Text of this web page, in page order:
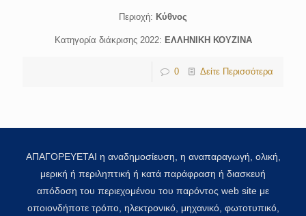
Περιοχή: Κύθνος
Κατηγορία διάκρισης 2022: ΕΛΛΗΝΙΚΗ ΚΟΥΖΙΝΑ
0 Δείτε Περισσότερα
ΑΠΑΓΟΡΕΥΕΤΑΙ η αναδημοσίευση, η αναπαραγωγή, ολική,
μερική ή περιληπτική ή κατά παράφραση ή διασκευή
απόδοση του περιεχομένου του παρόντος web site με
οποιονδήποτε τρόπο, ηλεκτρονικό, μηχανικό, φωτοτυπικό,